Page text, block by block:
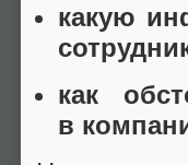
какую
как
в